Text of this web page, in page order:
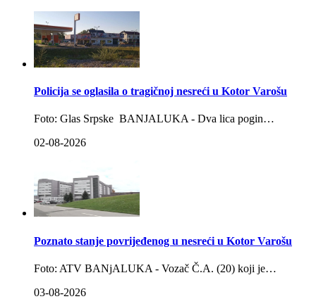
Policija se oglasila o tragičnoj nesreći u Kotor Varošu
Foto: Glas Srpske BANJALUKA - Dva lica pogin…
02-08-2026
Poznato stanje povrijeđenog u nesreći u Kotor Varošu
Foto: ATV BANjALUKA - Vozač Č.A. (20) koji je…
03-08-2026